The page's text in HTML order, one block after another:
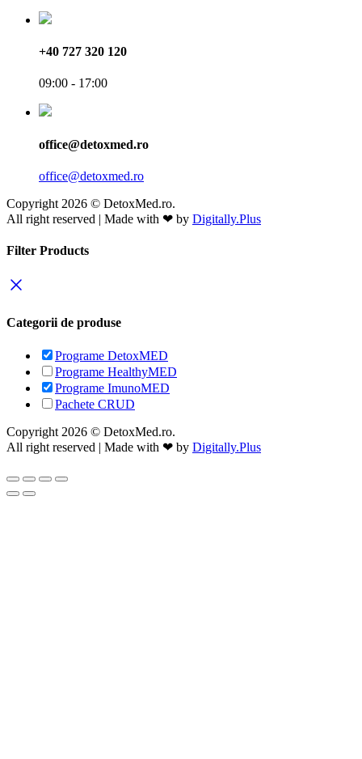
+40 727 320 120
09:00 - 17:00
office@detoxmed.ro
office@detoxmed.ro
Copyright 2026 © DetoxMed.ro.
All right reserved | Made with ❤ by Digitally.Plus
Filter Products
Categorii de produse
Programe DetoxMED
Programe HealthyMED
Programe ImunoMED
Pachete CRUD
Copyright 2026 © DetoxMed.ro.
All right reserved | Made with ❤ by Digitally.Plus